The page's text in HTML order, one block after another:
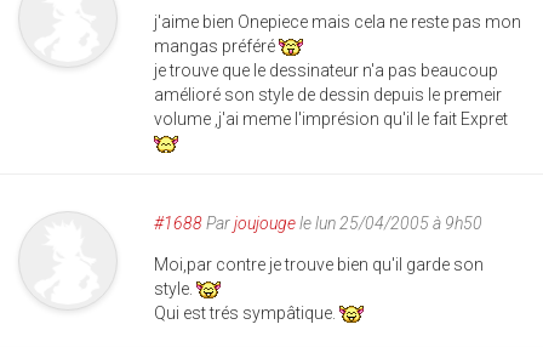
j'aime bien Onepiece mais cela ne reste pas mon
mangas préféré
je trouve que le dessinateur n'a pas beaucoup
amélioré son style de dessin depuis le premeir
volume ,j'ai meme l'imprésion qu'il le fait Expret
#1688Parjoujougele lun 25/04/2005 à 9h50
Moi,par contre je trouve bien qu'il garde son
style.
Qui est trés sympâtique.